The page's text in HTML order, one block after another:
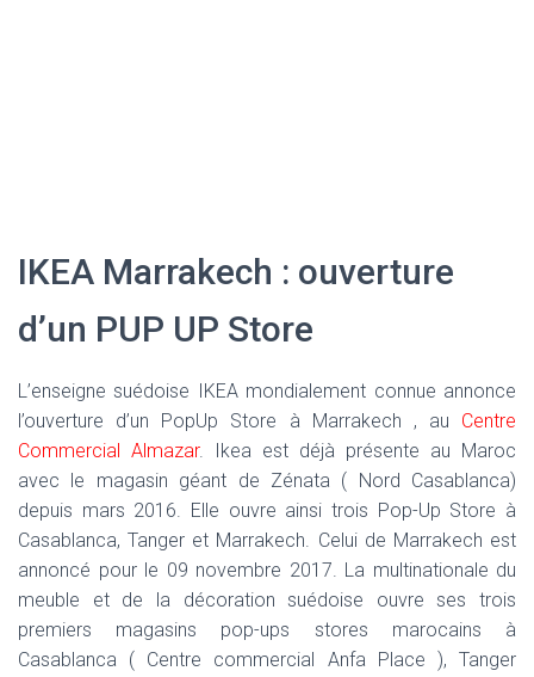
IKEA Marrakech : ouverture
d’un PUP UP Store
L’enseigne suédoise IKEA mondialement connue annonce
l’ouverture d’un PopUp Store à Marrakech , au Centre
Commercial Almazar. Ikea est déjà présente au Maroc
avec le magasin géant de Zénata ( Nord Casablanca)
depuis mars 2016. Elle ouvre ainsi trois Pop-Up Store à
Casablanca, Tanger et Marrakech. Celui de Marrakech est
annoncé pour le 09 novembre 2017. La multinationale du
meuble et de la décoration suédoise ouvre ses trois
premiers magasins pop-ups stores marocains à
Casablanca ( Centre commercial Anfa Place ), Tanger